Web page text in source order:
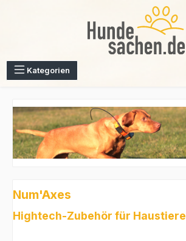
Kategorien
Num'Axes
Hightech-Zubehör für Haustiere